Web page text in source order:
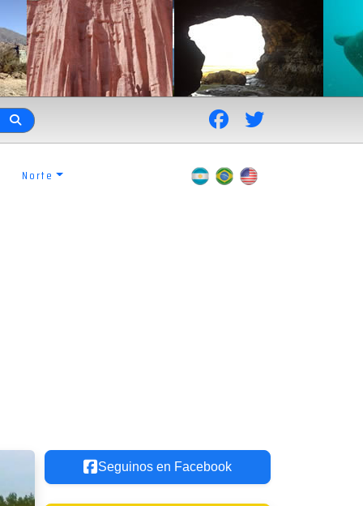
Norte
Seguinos en Facebook